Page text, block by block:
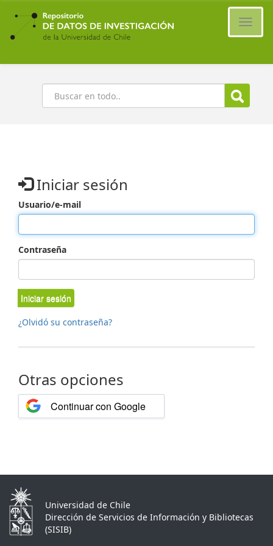
Ir
contenido
principal
Buscar
Iniciar sesión
Usuario/e-mail
Contraseña
Iniciar sesión
¿Olvidó su contraseña?
Otras opciones
Continuar con Google
Universidad de Chile
Dirección de Servicios de Información y Bibliotecas
(SISIB)